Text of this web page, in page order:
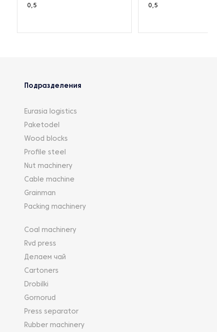
0,5
0,5
Подразделения
Eurasia logistics
Paketodel
Wood blocks
Profile steel
Nut machinery
Cable machine
Grainman
Packing machinery
Coal machinery
Rvd press
Делаем чай
Cartoners
Drobilki
Gornorud
Press separator
Rubber machinery